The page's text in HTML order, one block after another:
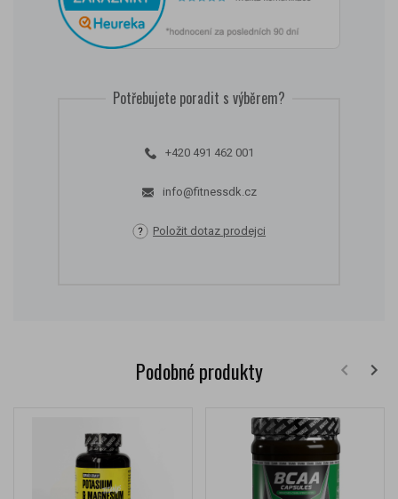
Potřebujete poradit s výběrem?
+420 491 462 001
info@fitnessdk.cz
Položit dotaz prodejci
Podobné produkty